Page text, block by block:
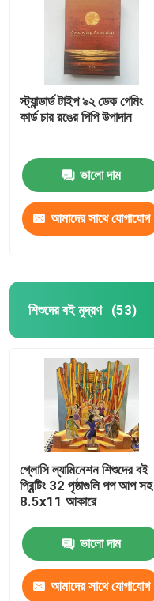
স্ট্যান্ডার্ড টাইপ ৯২ ডেক গেমিং
কার্ড চার রঙের পিপি উপাদান
ভালো দাম
আমাদের সাথে যোগাযোগ
শিশুদের বই মুদ্রণ (53)
গ্লোসি ল্যামিনেশন শিশুদের বই
প্রিন্টিং 32 পৃষ্ঠাগুলি পপ আপ সহ
8.5x11 আকারে
ভালো দাম
আমাদের সাথে যোগাযোগ